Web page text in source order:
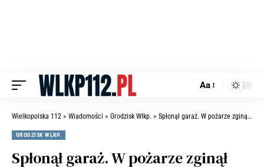
Aa
Wielkopolska 112 > Wiadomości > Grodzisk Wlkp. > Spłonął garaż. W pożarze zginął mały piesek
GRODZISK WLKP.
Spłonął garaż. W pożarze zginął